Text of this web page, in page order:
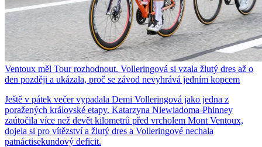
Ventoux měl Tour rozhodnout. Volleringová si vzala žlutý dres až o
den později a ukázala, proč se závod nevyhrává jedním kopcem
Ještě v pátek večer vypadala Demi Volleringová jako jedna z
poražených královské etapy. Katarzyna Niewiadoma-Phinney
zaútočila více než devět kilometrů před vrcholem Mont Ventoux,
dojela si pro vítězství a žlutý dres a Volleringové nechala
patnáctisekundový deficit.